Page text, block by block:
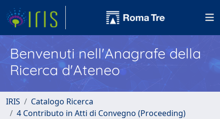
Benvenuti nell'Anagrafe della
Ricerca d'Ateneo
IRIS
Catalogo Ricerca
4 Contributo in Atti di Convegno (Proceeding)